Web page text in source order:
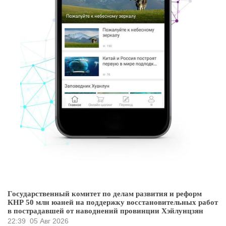
Государственный комитет по делам развития и реформ
КНР 50 млн юаней на поддержку восстановительных работ
в пострадавшей от наводнений провинции Хэйлунцзян
22:39 05 Авг 2026